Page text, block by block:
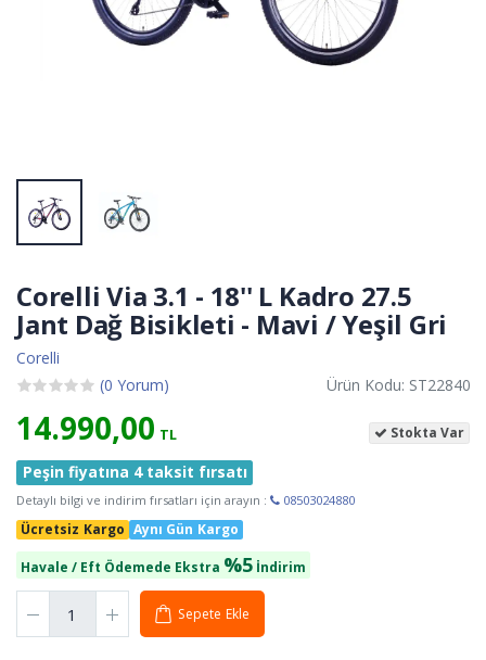
Corelli Via 3.1 - 18'' L Kadro 27.5
Jant Dağ Bisikleti - Mavi / Yeşil Gri
Corelli
(0 Yorum)
Ürün Kodu: ST22840
14.990,00 TL Stokta Var
Peşin fiyatına 4 taksit fırsatı
Detaylı bilgi ve indirim fırsatları için arayın : 08503024880
Ücretsiz Kargo Aynı Gün Kargo
Havale / Eft Ödemede Ekstra %5 İndirim
Sepete Ekle